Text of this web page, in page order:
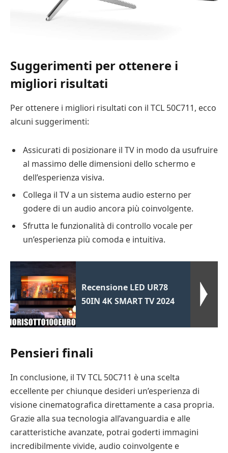
Suggerimenti per ottenere i
migliori risultati
Per ottenere i migliori risultati con il TCL 50C711, ecco
alcuni suggerimenti:
Assicurati di posizionare il TV in modo da usufruire
al massimo delle dimensioni dello schermo e
dell’esperienza visiva.
Collega il TV a un sistema audio esterno per
godere di un audio ancora più coinvolgente.
Sfrutta le funzionalità di controllo vocale per
un’esperienza più comoda e intuitiva.
Recensione LED UR78
50IN 4K SMART TV 2024
Pensieri finali
In conclusione, il TV TCL 50C711 è una scelta
eccellente per chiunque desideri un’esperienza di
visione cinematografica direttamente a casa propria.
Grazie alla sua tecnologia all’avanguardia e alle
caratteristiche avanzate, potrai goderti immagini
incredibilmente vivide, audio coinvolgente e